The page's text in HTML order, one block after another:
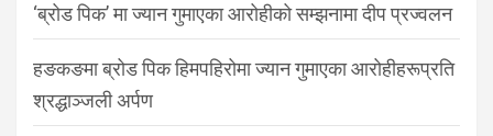
‘ब्रोड पिक’ मा ज्यान गुमाएका आरोहीको सम्झनामा दीप प्रज्वलन
हङकङमा ब्रोड पिक हिमपहिरोमा ज्यान गुमाएका आरोहीहरूप्रति
श्रद्धाञ्जली अर्पण